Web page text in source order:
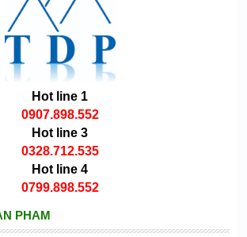
Hot line 1
0907.898.552
Hot line 3
0328.712.535
Hot line 4
0799.898.552
PHAM